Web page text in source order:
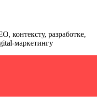
контексту, разработке,
маркетингу